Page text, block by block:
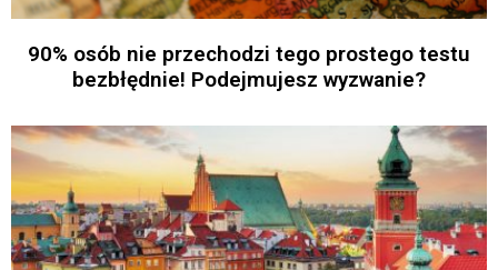
90% osób nie przechodzi tego prostego testu
bezbłędnie! Podejmujesz wyzwanie?